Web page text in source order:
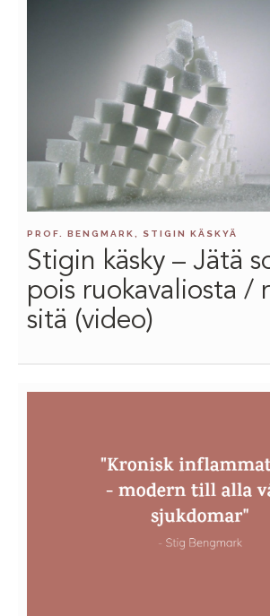
PROF. BENGMARK, STIGIN KÄSKYÄ
Stigin käsky – Jätä
pois ruokavaliosta /
sitä (video)